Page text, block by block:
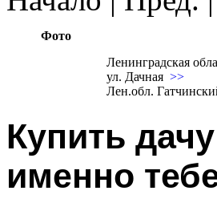
Фото
Ленинградская
ул. Дачная >>
Лен.обл.
Купить
именно